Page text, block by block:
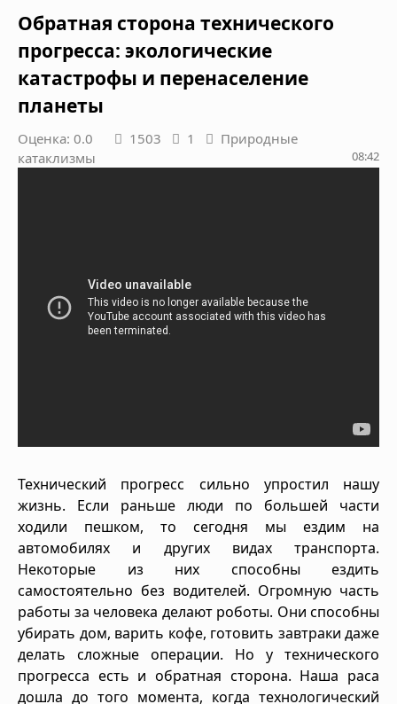
Обратная сторона технического
прогресса: экологические
катастрофы и перенаселение
планеты
Оценка: 0.0 1503 1
Природные
катаклизмы
08:42
Технический прогресс сильно упростил нашу
жизнь. Если раньше люди по большей части
ходили пешком, то сегодня мы ездим на
автомобилях и других видах транспорта.
Некоторые из них способны ездить
самостоятельно без водителей. Огромную часть
работы за человека делают роботы. Они способны
убирать дом, варить кофе, готовить завтраки даже
делать сложные операции. Но у технического
прогресса есть и обратная сторона. Наша раса
дошла до того момента, когда технологический